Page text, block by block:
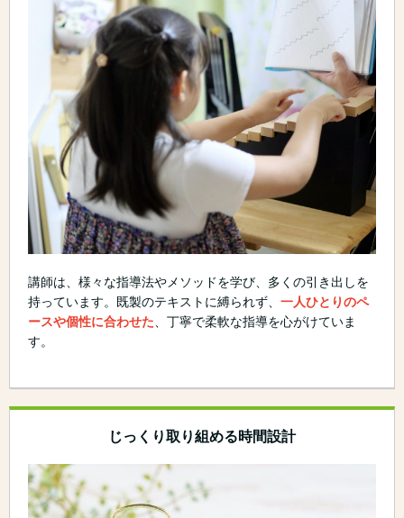
講師は、様々な指導法やメソッドを学び、多くの引き出しを
持っています。既製のテキストに縛られず、 一人ひとりのペ
ースや個性に合わせた、丁寧で柔軟な指導を心がけていま
す。
じっくり取り組める時間設計